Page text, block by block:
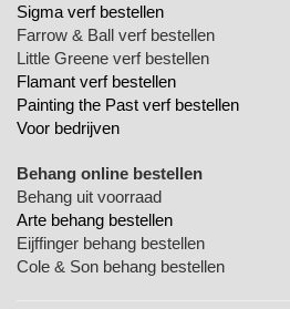
Sigma verf bestellen
Farrow & Ball verf bestellen
Little Greene verf bestellen
Flamant verf bestellen
Painting the Past verf bestellen
Voor bedrijven
Behang online bestellen
Behang uit voorraad
Arte behang bestellen
Eijffinger behang bestellen
Cole & Son behang bestellen